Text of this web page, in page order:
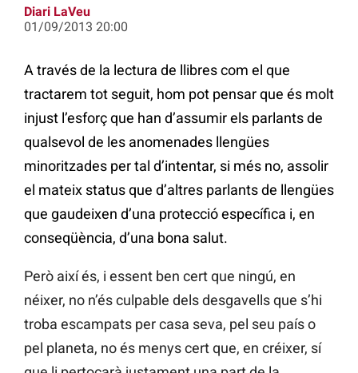
Diari LaVeu
01/09/2013 20:00
A través de la lectura de llibres com el que
tractarem tot seguit, hom pot pensar que és molt
injust l’esforç que han d’assumir els parlants de
qualsevol de les anomenades llengües
minoritzades per tal d’intentar, si més no, assolir
el mateix status que d’altres parlants de llengües
que gaudeixen d’una protecció específica i, en
conseqüència, d’una bona salut.
Però així és, i essent ben cert que ningú, en
néixer, no n’és culpable dels desgavells que s’hi
troba escampats per casa seva, pel seu país o
pel planeta, no és menys cert que, en créixer, sí